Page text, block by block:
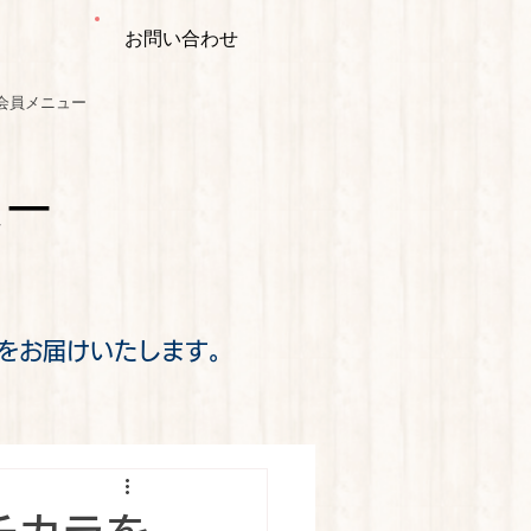
お問い合わせ
員メニュー
お届けいたします。